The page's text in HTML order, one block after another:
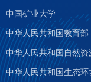
中国矿业大学
中华人民共和国教育部
中华人民共和国自然资
中华人民共和国生态环